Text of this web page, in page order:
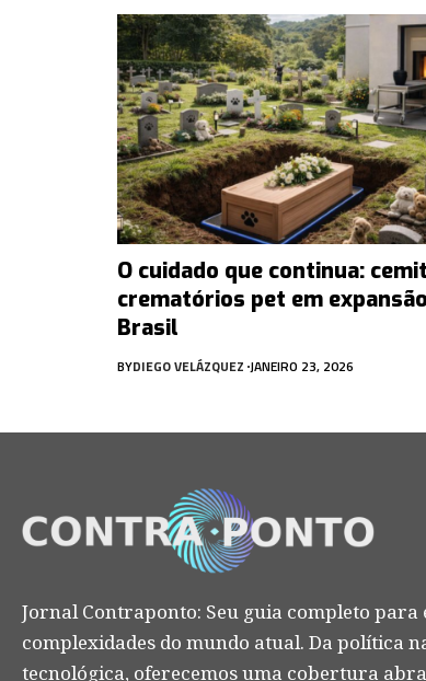
O cuidado que continua:
crematórios pet em
Brasil
BYDIEGO VELÁZQUEZ JANEIRO 23, 2026
Jornal Contraponto: Seu guia completo para
complexidades do mundo atual. Da política
tecnológica, oferecemos uma cobertura